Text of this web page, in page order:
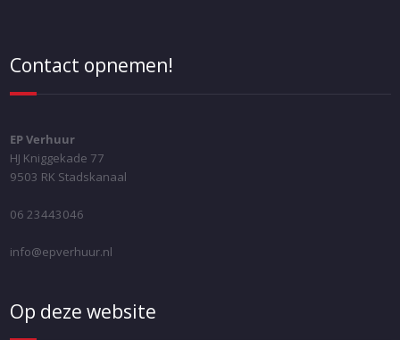
Contact opnemen!
EP Verhuur
HJ Kniggekade 77
9503 RK Stadskanaal
06 23443046
info@epverhuur.nl
Op deze website